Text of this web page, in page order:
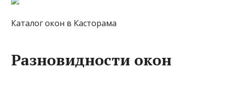
Каталог окон в Касторама
Разновидности окон